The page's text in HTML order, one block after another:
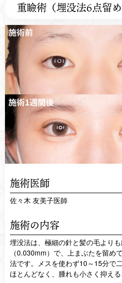
重瞼術（埋没法6点留め
施術医師
佐々木 友美子医師
施術の内容
埋没法は、極細の針と髪の毛より
（0.030mm）で、上まぶたを留め
法です。メスを使わず10～15分で
ほとんどなく、腫れも小さく抑える